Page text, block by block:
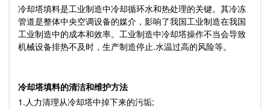
冷却塔填料是工业制造中冷却循环水和热处理的关键。其冷冻
管道是整体中央空调设备的媒介，影响了我国工业制造在我国
工业制造中的成本和效率。工业制造中冷却塔操作不当会导致
机械设备排热不及时，生产制造停止.水温过高的风险等。
冷却塔填料的清洁和维护方法
1.人力清理从冷却塔中掉下来的污垢;